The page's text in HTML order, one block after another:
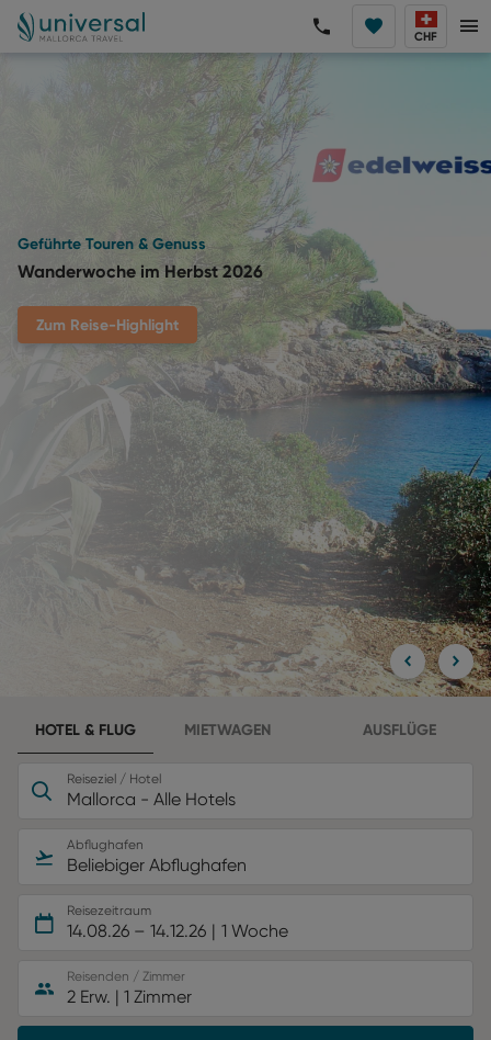
CHF
Geführte Touren & Genuss
Wanderwoche im Herbst 2026
Zum Reise-Highlight
HOTEL & FLUG MIETWAGEN AUSFLÜGE
Reiseziel / Hotel
Mallorca - Alle Hotels
Abflughafen
Beliebiger Abflughafen
Reisezeitraum
14.08.26 – 14.12.26 1 Woche
Reisenden / Zimmer
2 Erw. | 1 Zimmer